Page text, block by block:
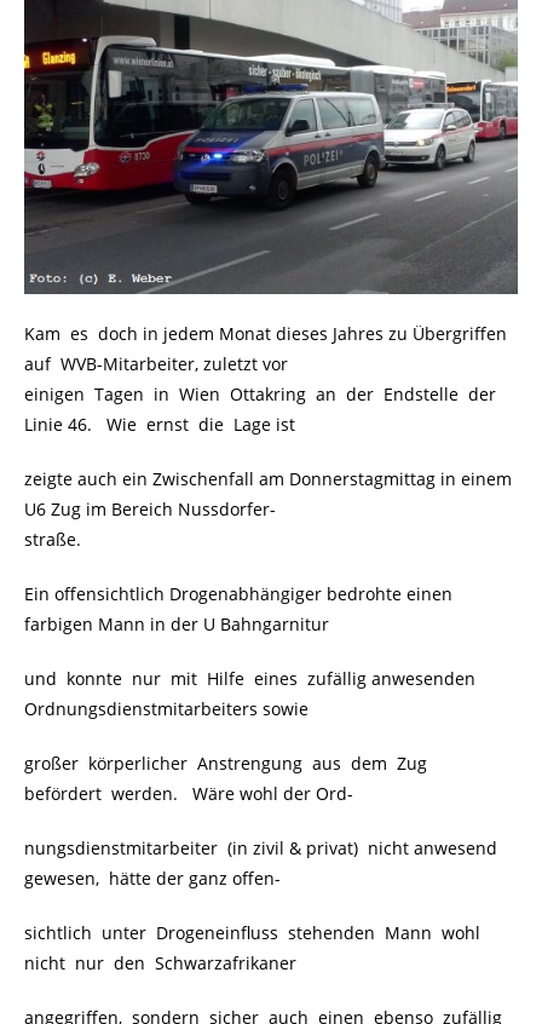
Kam es doch in jedem Monat dieses Jahres zu Übergriffen
auf WVB-Mitarbeiter, zuletzt vor
einigen Tagen in Wien Ottakring an der Endstelle der
Linie 46. Wie ernst die Lage ist
zeigte auch ein Zwischenfall am Donnerstagmittag in einem
U6 Zug im Bereich Nussdorfer-
straße.
Ein offensichtlich Drogenabhängiger bedrohte einen
farbigen Mann in der U Bahngarnitur
und konnte nur mit Hilfe eines zufällig anwesenden
Ordnungsdienstmitarbeiters sowie
großer körperlicher Anstrengung aus dem Zug
befördert werden. Wäre wohl der Ord-
nungsdienstmitarbeiter (in zivil & privat) nicht anwesend
gewesen, hätte der ganz offen-
sichtlich unter Drogeneinfluss stehenden Mann wohl
nicht nur den Schwarzafrikaner
angegriffen, sondern sicher auch einen ebenso zufällig